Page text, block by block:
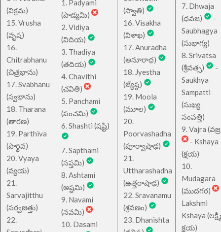
(విక్రమ)
15. Vrusha
(వృష)
16.
Chitrabhanu
(చిత్రభాను)
17. Svabhanu
(స్వభాను)
18. Tharana
(తారణ)
19. Parthiva
(పార్థివ)
20. Vyaya
(వ్యయ)
21.
Sarvajitthu
(సర్వజిత్తు)
22.
1. Padyami
(పాడ్యమి)
2. Vidiya
(విదియ)
3. Thadiya
(తదియ)
4. Chavithi
(చవితి)
5. Panchami
(పంచమి)
6. Shashti (షష్టి)
7. Sapthami
(సప్తమి)
8. Ashtami
(అష్టమి)
9. Navami
(నవమి)
10. Dasami
(స్వాతి)
16. Visakha
(విశాఖ)
17. Anuradha
(అనూరాధ)
18. Jyestha
(జ్యేష్ఠ)
19. Moola
(మూల)
20.
Poorvashadha
(పూర్వాషాఢ)
21.
Uttharashadha
(ఉత్తరాషాఢ)
22. Sravanamu
(శ్రవణం)
23. Dhanishta
7. Dhwaja
(ధవజ)
-
Saubhagya
(సుభాగ్య)
8. Srivatsa
(శ్రీవత్స)
-
Saukhya
Sampatti
(సుఖ్య
సంపత్తి)
9. Vajra
- Kshaya
(క్షయ)
10.
Mudagara
(ముదగర)
Lakshmi
Kshaya (లక్ష్మి
క్షయ)